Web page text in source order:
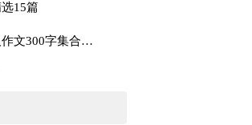
15篇
【精选】小学写人作文300字集合10篇